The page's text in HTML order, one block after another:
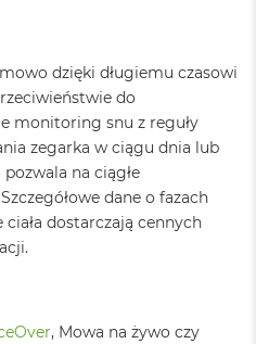
dzięki długiemu czasowi
do
monitoring snu z reguły
zegarka w ciągu dnia lub
na ciągłe
dane o fazach
dostarczają cennych
, Mowa na żywo czy